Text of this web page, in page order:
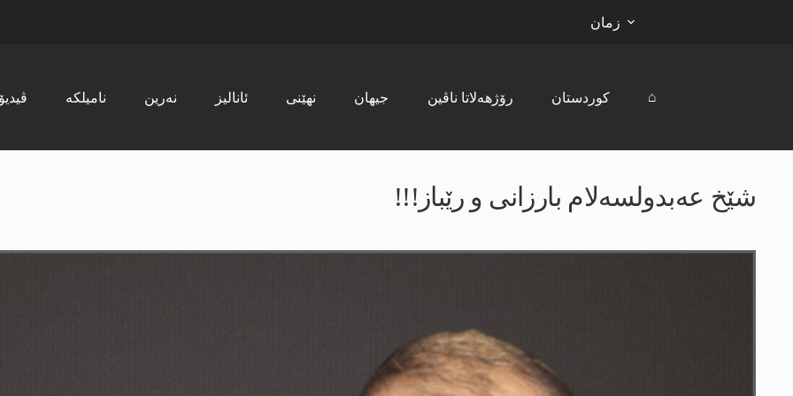
زمان
ڤیدیۆ نامیلکە نەرین ئانالیز نھێنی جیھان رۆژھەلاتا ناڤین کوردستان ⌂
شێخ عەبدولسەلام بارزانی و رێباز!!!